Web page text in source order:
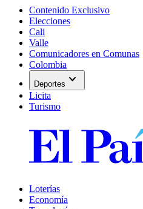
Contenido Exclusivo
Elecciones
Cali
Valle
Comunicadores en Comunas
Colombia
Deportes expand_more
Licita
Turismo
Loterías
Economía